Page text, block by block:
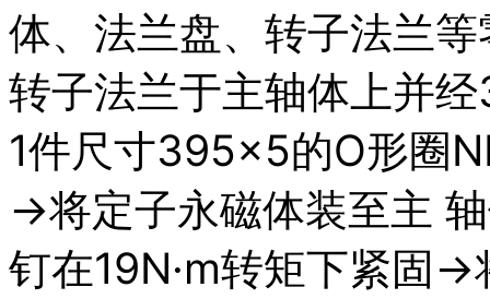
体、法兰盘、转子法兰
转子法兰于主轴体上并
1件尺寸395×5的O形圈
→将定子永磁体装至主
钉在19N·m转矩下紧固→